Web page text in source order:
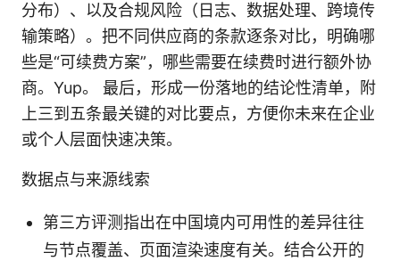
分布）、以及合规风险（日志、数据处理、跨境传
输策略）。把不同供应商的条款逐条对比，明确哪
些是“可续费方案”，哪些需要在续费时进行额外协
商。Yup。 最后，形成一份落地的结论性清单，附
上三到五条最关键的对比要点，方便你未来在企业
或个人层面快速决策。
数据点与来源线索
第三方评测指出在中国境内可用性的差异往往
与节点覆盖、页面渲染速度有关。结合公开的